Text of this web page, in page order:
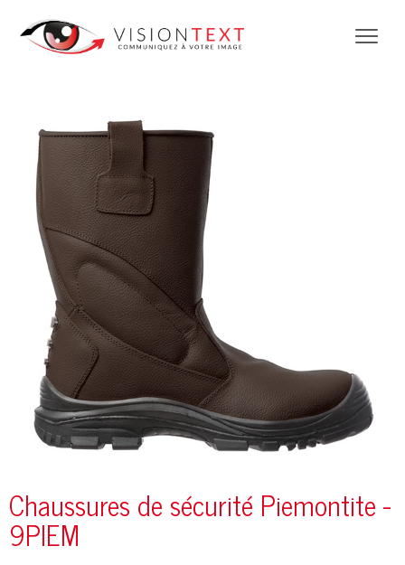
Chaussures de sécurité Piemontite -
9PIEM